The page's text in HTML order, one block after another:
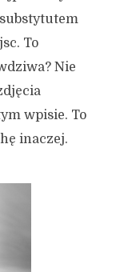
To
Nie
wpisie. To
inaczej.